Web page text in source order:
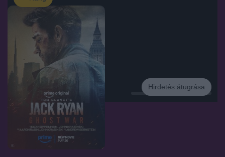
Hirdetés átugrása